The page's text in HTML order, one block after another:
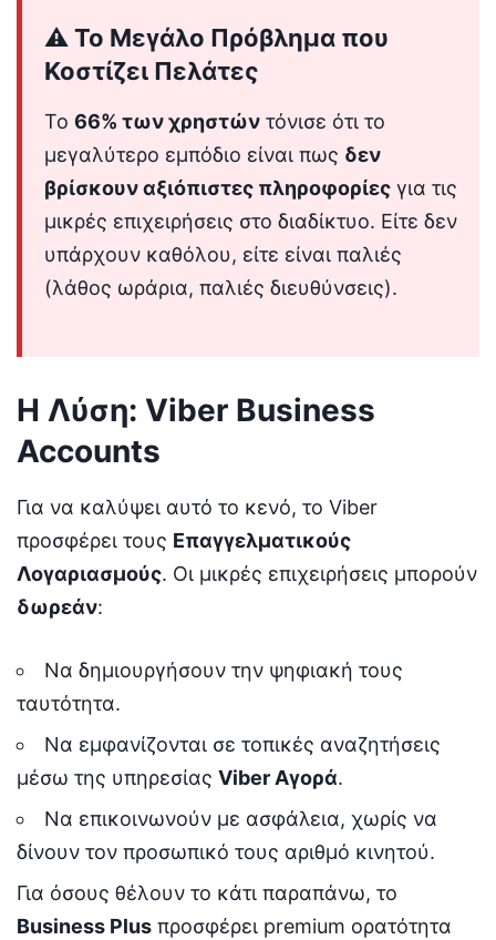
⚠️ Το Μεγάλο Πρόβλημα που
Κοστίζει Πελάτες
Το 66% των χρηστών τόνισε ότι το
μεγαλύτερο εμπόδιο είναι πως δεν
βρίσκουν αξιόπιστες πληροφορίες για τις
μικρές επιχειρήσεις στο διαδίκτυο. Είτε δεν
υπάρχουν καθόλου, είτε είναι παλιές
(λάθος ωράρια, παλιές διευθύνσεις).
Η Λύση: Viber Business
Accounts
Για να καλύψει αυτό το κενό, το Viber
προσφέρει τους Επαγγελματικούς
Λογαριασμούς. Οι μικρές επιχειρήσεις μπορούν
δωρεάν:
Να δημιουργήσουν την ψηφιακή τους
ταυτότητα.
Να εμφανίζονται σε τοπικές αναζητήσεις
μέσω της υπηρεσίας Viber Αγορά.
Να επικοινωνούν με ασφάλεια, χωρίς να
δίνουν τον προσωπικό τους αριθμό κινητού.
Για όσους θέλουν το κάτι παραπάνω, το
Business Plus προσφέρει premium ορατότητα